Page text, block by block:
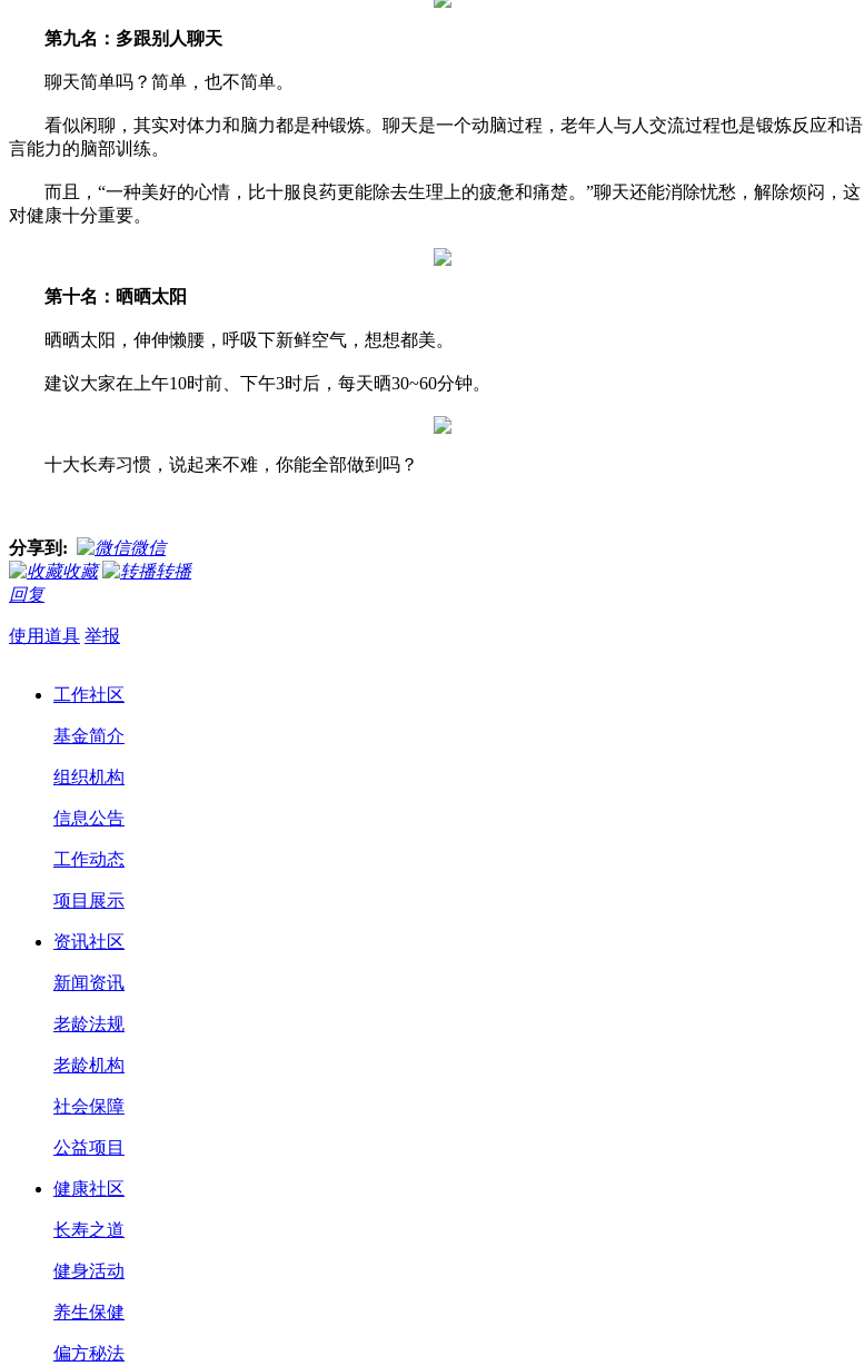
第九名：多跟别人聊天
聊天简单吗？简单，也不简单。
看似闲聊，其实对体力和脑力都是种锻炼。聊天是一个动脑过程，老年人与人交流过程也是锻炼反应和语
言能力的脑部训练。
而且，“一种美好的心情，比十服良药更能除去生理上的疲惫和痛楚。”聊天还能消除忧愁，解除烦闷，这
对健康十分重要。
第十名：晒晒太阳
晒晒太阳，伸伸懒腰，呼吸下新鲜空气，想想都美。
建议大家在上午10时前、下午3时后，每天晒30~60分钟。
十大长寿习惯，说起来不难，你能全部做到吗？
分享到:
微信
收藏
转播
回复
使用道具 举报
工作社区
基金简介
组织机构
信息公告
工作动态
项目展示
资讯社区
新闻资讯
老龄法规
老龄机构
社会保障
公益项目
健康社区
长寿之道
健身活动
养生保健
偏方秘法